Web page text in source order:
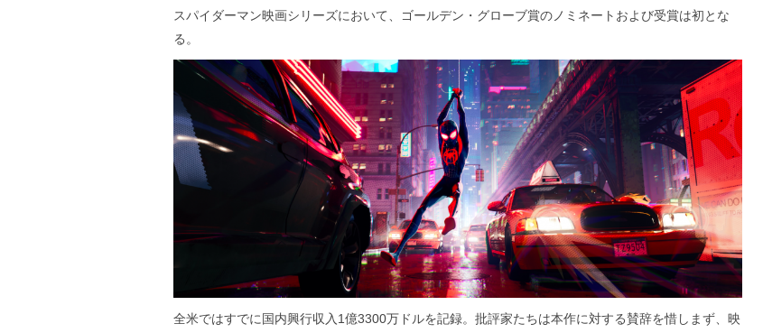
スパイダーマン映画シリーズにおいて、ゴールデン・グローブ賞のノミネートおよび受賞は初とな
る。
全米ではすでに国内興行収入1億3300万ドルを記録。批評家たちは本作に対する賛辞を惜しまず、映